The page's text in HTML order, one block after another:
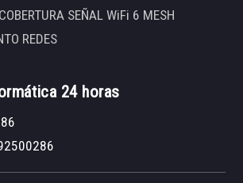
SEÑAL WiFi 6 MESH
REDES
24 horas